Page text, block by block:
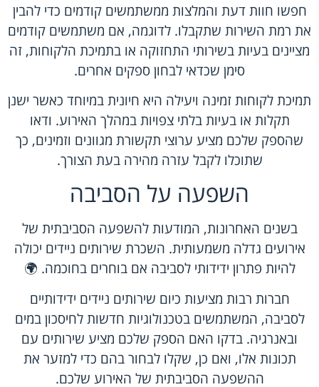
חפשו חוות דעת והמלצות ממשתמשים קודמים כדי להבין
את רמת השירות שתקבלו. לדוגמה, אם משתמשים קודמים
מציינים בעיות בשירותי התחזוקה או בתמיכת הלקוחות, זה
סימן שכדאי לבחון ספקים אחרים.
תמיכת לקוחות זמינה ויעילה היא חיונית במיוחד כאשר ישנן
תקלות או בעיות בלתי צפויות במהלך האירוע. ודאו
שהספק שלכם מציע ערוצי תקשורת מגוונים וזמינים, כך
שתוכלו לקבל עזרה מהירה בעת הצורך.
השפעה על הסביבה
בשנים האחרונות, המודעות להשפעה הסביבתית של
אירועים גדלה משמעותית. השכרת שירותים ניידים יכולה
להיות פתרון ידידותי לסביבה אם בוחרים בחוכמה. 🌍
חברות רבות מציעות כיום שירותים ניידים ידידותיים
לסביבה, המשתמשים בטכנולוגיות חדשות לחיסכון במים
ובאנרגיה. בדקו האם הספק שלכם מציע שירותים עם
תכונות אלו, ואם כן, שקלו לבחור בהם כדי למזער את
ההשפעה הסביבתית של האירוע שלכם.